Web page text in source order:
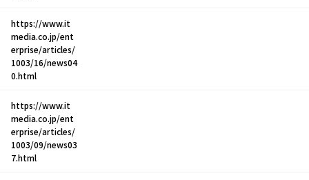
https://www.it
media.co.jp/ent
erprise/articles/
1003/16/news04
0.html
https://www.it
media.co.jp/ent
erprise/articles/
1003/09/news03
7.html